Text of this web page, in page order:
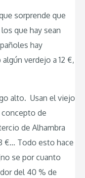
sorprende que
que hay sean
hay
verdejo a 12 €,
alto. Usan el viejo
de
de Alhambra
€… Todo esto hace
se por cuanto
del 40 % de